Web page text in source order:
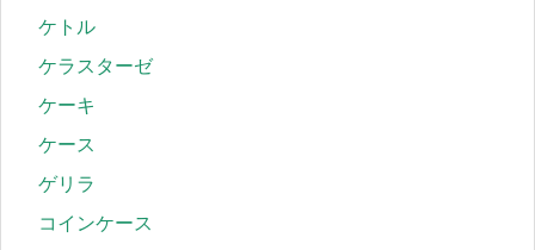
ケトル
ケラスターゼ
ケーキ
ケース
ゲリラ
コインケース